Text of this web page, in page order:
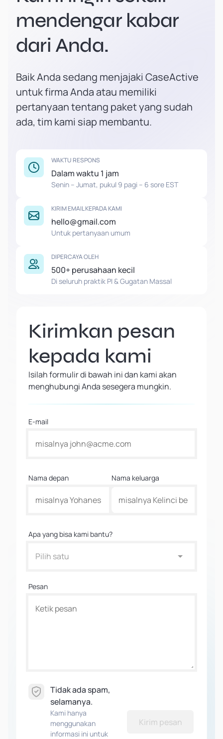
mendengar kabar
dari Anda.
Baik Anda sedang menjajaki CaseActive
untuk firma Anda atau memiliki
pertanyaan tentang paket yang sudah
ada, tim kami siap membantu.
WAKTU RESPONS
Dalam waktu 1 jam
Senin – Jumat, pukul 9 pagi – 6 sore EST
KIRIM EMAIL KEPADA KAMI
hello@gmail.com
Untuk pertanyaan umum
DIPERCAYA OLEH
500+ perusahaan kecil
Di seluruh praktik PI & Gugatan Massal
Kirimkan pesan
kepada kami
Isilah formulir di bawah ini dan kami akan
menghubungi Anda sesegera mungkin.
E-mail
Nama depan Nama keluarga
Apa yang bisa kami bantu?
Pilih satu
Pesan
Tidak ada spam,
selamanya.
Kami hanya
menggunakan
informasi ini untuk
Kirim pesan